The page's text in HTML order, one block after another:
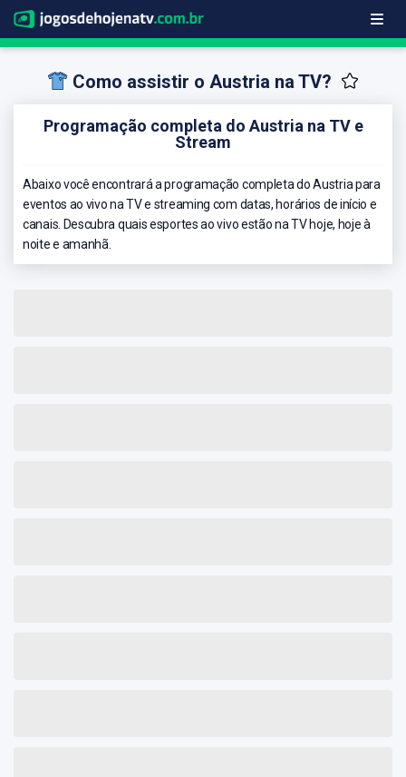
Como assistir o Austria na TV?
Programação completa do Austria na TV e
Stream
Abaixo você encontrará a programação completa do Austria para
eventos ao vivo na TV e streaming com datas, horários de início e
canais. Descubra quais esportes ao vivo estão na TV hoje, hoje à
noite e amanhã.